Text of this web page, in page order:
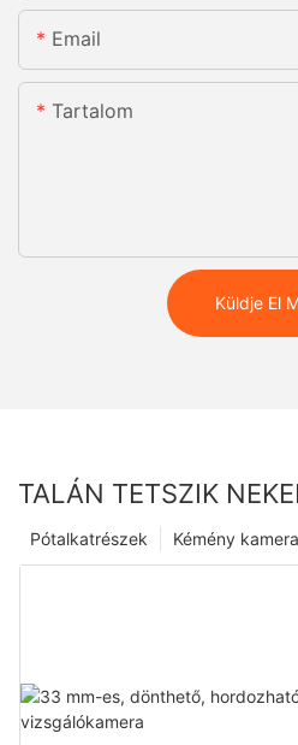
Email
Tartalom
Küldje El
TALÁN TETSZIK
Kémény kamera
Pótalkatrészek